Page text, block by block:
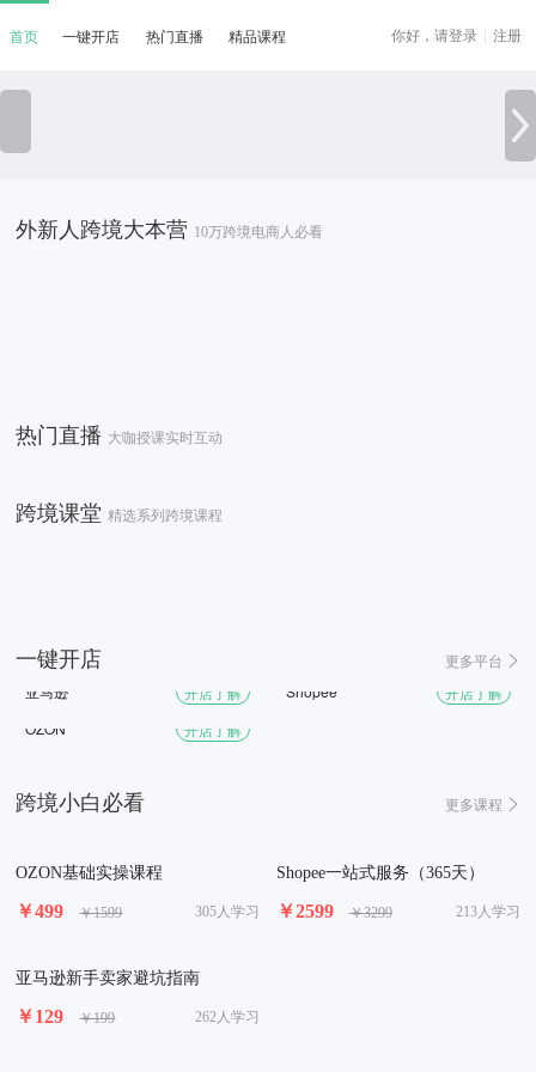
首页 一键开店 热门直播 精品课程 你好，请登录 | 注册
外新人跨境大本营 10万跨境电商人必看
热门直播 大咖授课实时互动
跨境课堂 精选系列跨境课程
一键开店 更多平台
亚马逊 开店了解 Shopee
开店了解
OZON
开店了解
跨境小白必看 更多课程
OZON基础实操课程
￥499 ￥1599 305人学习
Shopee一站式服务（365天）
￥2599 ￥3299 213人学习
亚马逊新手卖家避坑指南
￥129 ￥199 262人学习